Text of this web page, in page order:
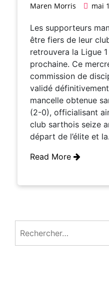
Maren Morris mai
Les supporteurs
être fiers de leur
retrouvera la Ligue
prochaine. Ce
commission de
validé
mancelle obtenue
(2-0), officialisant
club sarthois seize
départ de l’élite et
Read More